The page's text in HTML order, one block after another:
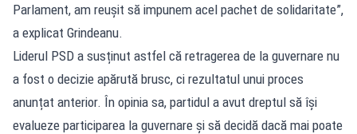
Parlament, am reușit să impunem acel pachet de solidaritate”,
a explicat Grindeanu.
Liderul PSD a susținut astfel că retragerea de la guvernare nu
a fost o decizie apărută brusc, ci rezultatul unui proces
anunțat anterior. În opinia sa, partidul a avut dreptul să își
evalueze participarea la guvernare și să decidă dacă mai poate